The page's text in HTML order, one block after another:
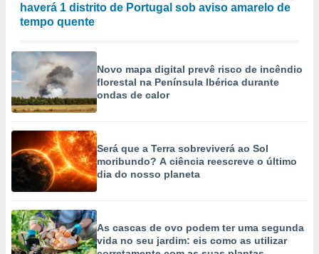
haverá 1 distrito de Portugal sob aviso amarelo de
tempo quente
Novo mapa digital prevê risco de incêndio
florestal na Península Ibérica durante
ondas de calor
Será que a Terra sobreviverá ao Sol
moribundo? A ciência reescreve o último
dia do nosso planeta
As cascas de ovo podem ter uma segunda
vida no seu jardim: eis como as utilizar